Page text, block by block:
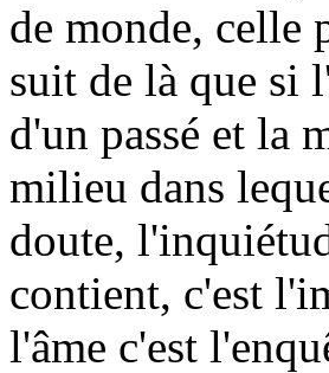
de monde, celle
suit de là que si
d'un passé et la
milieu dans
doute,
contient, c'est
l'âme c'est